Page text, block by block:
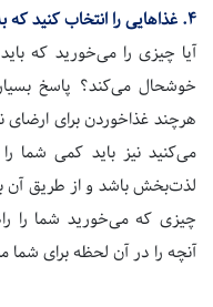
۴. غذاهایی را انتخاب کنید
آیا چیزی را می‌خورید که
خوشحال می‌کند؟ پاسخ
هرچند غذاخوردن برای ارضای
می‌کنید نیز باید کمی شما
لذت‌بخش باشد و از طریق آن
چیزی که می‌خورید شما را
آنچه را در آن لحظه برای